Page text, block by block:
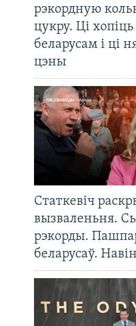
рэкордную
цукру. Ці
беларусам і ці
цэны
Статкевіч
вызваленьня.
рэкорды.
беларусаў.